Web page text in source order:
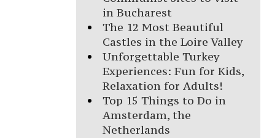
in Bucharest
The 12 Most Beautiful
Castles in the Loire Valley
Unforgettable Turkey
Experiences: Fun for Kids,
Relaxation for Adults!
Top 15 Things to Do in
Amsterdam, the
Netherlands